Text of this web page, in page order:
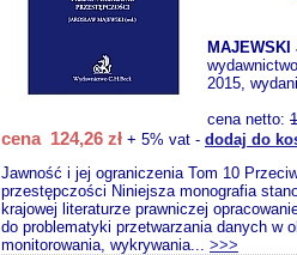
MAJEWSKI
2015,
cena netto:
cena 124,26 zł + 5% vat - dodaj do
Jawność i jej ograniczenia Tom 10
przestępczości Niniejsza monografia
krajowej literaturze prawniczej
do problematyki przetwarzania danych w
monitorowania, wykrywania... >>>